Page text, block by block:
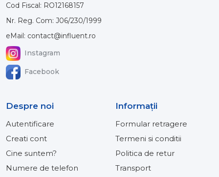
Cod Fiscal: RO12168157
Nr. Reg. Com: J06/230/1999
eMail: contact@influent.ro
Instagram
Facebook
Despre noi
Autentificare
Creati cont
Cine suntem?
Numere de telefon
Informaţii
Formular retragere
Termeni si conditii
Politica de retur
Transport